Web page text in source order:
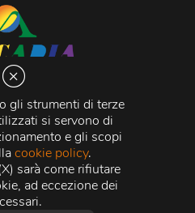
gli strumenti di terze
si servono di
e gli scopi
cookie policy.
sarà come rifiutare
ad eccezione dei
Libertà 20066 Melzo (MI)
di Milano n. 1427910
Milano n. 338392 -
| Capitale Sociale
i.v.
S.r.l. 2026 © Tutti i diritti